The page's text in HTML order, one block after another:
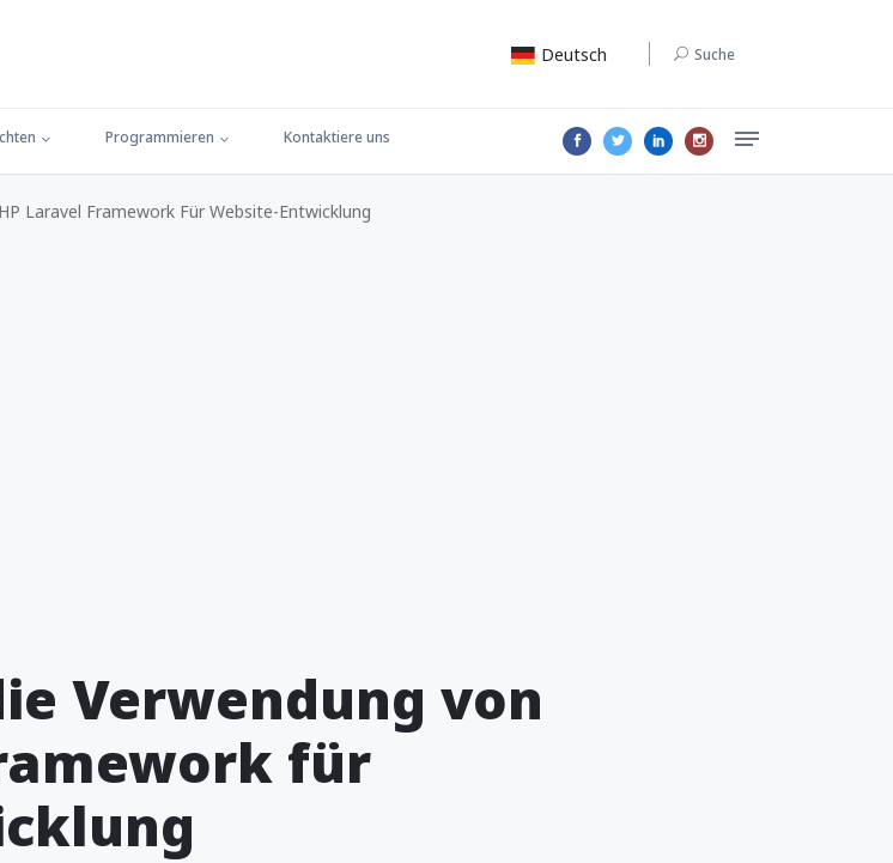
Deutsch Suche
Programmieren Kontaktiere uns
Laravel Framework Für Website-Entwicklung
Verwendung von
für